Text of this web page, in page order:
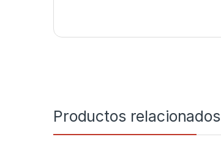
Productos relacionados